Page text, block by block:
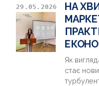
29.05.2026
НА
Як
стає